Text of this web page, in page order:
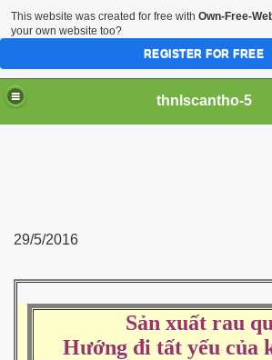
thnlscantho-5
29/5/2016
Sản xuất rau
Hướng đi tất yếu của
This website was created for free with Own-Free-
your own website too?
REGISTER FOR FREE